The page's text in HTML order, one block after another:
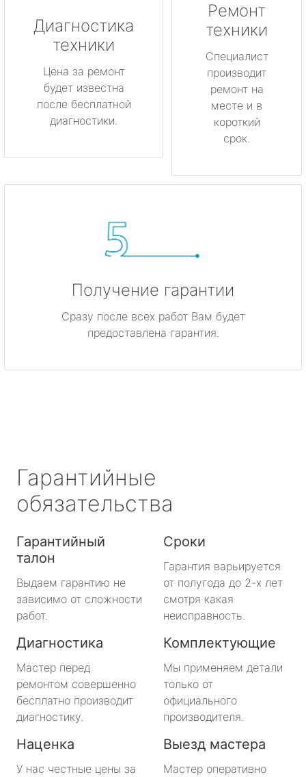
Диагностика
техники
Цена за ремонт
будет известна
после бесплатной
диагностики.
Ремонт
техники
Специалист
производит
ремонт на
месте и в
короткий
срок.
Получение гарантии
Сразу после всех работ Вам будет
предоставлена гарантия.
Гарантийные
обязательства
Гарантийный
талон
Выдаем гарантию не
зависимо от сложности
работ.
Сроки
Гарантия варьируется
от полугода до 2-х лет
смотря какая
неисправность.
Диагностика
Мастер перед
ремонтом совершенно
бесплатно производит
диагностику.
Комплектующие
Мы применяем детали
только от
официального
производителя.
Наценка
У нас честные цены за
Выезд мастера
Мастер оперативно